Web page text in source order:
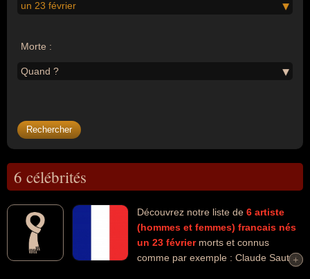
un 23 février
Morte :
Quand ?
6 célébrités
Découvrez notre liste de 6 artiste
(hommes et femmes) francais nés
un 23 février morts et connus
comme par exemple : Claude Sautet,
+
+